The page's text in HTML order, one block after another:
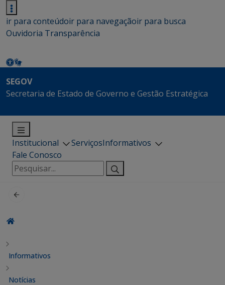
ir para conteúdoir para navegaçãoir para busca
Ouvidoria Transparência
SEGOV
Secretaria de Estado de Governo e Gestão Estratégica
Institucional ServiçosInformativos
Fale Conosco
Pesquisar
por:
Informativos
Notícias